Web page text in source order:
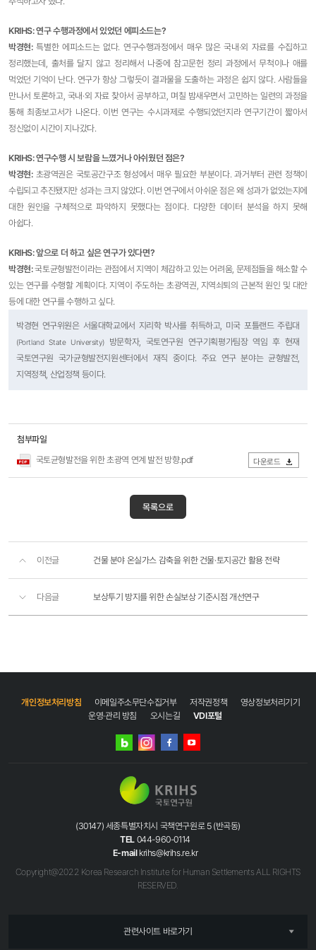
KRIHS: 연구 수행과정에서 있었던 에피소드는?
박경현:특별한 에피소드는 없다. 연구수행과정에서 매우 많은 국내·외 자료를 수집하고
정리했는데, 출처를 달지 않고 정리해서 나중에 참고문헌 정리 과정에서 무척이나 애를
먹었던 기억이 난다. 연구가 항상 그렇듯이 결과물을 도출하는 과정은 쉽지 않다. 사람들을
만나서 토론하고, 국내·외 자료 찾아서 공부하고, 며칠 밤새우면서 고민하는 일련의 과정을
통해 최종보고서가 나온다. 이번 연구는 수시과제로 수행되었던지라 연구기간이 짧아서
정신없이 시간이 지나갔다.
KRIHS: 연구수행 시 보람을 느꼈거나 아쉬웠던 점은?
박경현:초광역권은 국토공간구조 형성에서 매우 필요한 부분이다. 과거부터 관련 정책이
수립되고 추진됐지만 성과는 크지 않았다. 이번 연구에서 아쉬운 점은 왜 성과가 없었는지에
대한 원인을 구체적으로 파악하지 못했다는 점이다. 다양한 데이터 분석을 하지 못해
아쉽다.
KRIHS: 앞으로 더 하고 싶은 연구가 있다면?
박경현:국토균형발전이라는 관점에서 지역이 체감하고 있는 어려움, 문제점들을 해소할 수
있는 연구를 수행할 계획이다. 지역이 주도하는 초광역권, 지역쇠퇴의 근본적 원인 및 대안
등에 대한 연구를 수행하고 싶다.
박경현 연구위원은 서울대학교에서 지리학 박사를 취득하고, 미국 포틀랜드 주립대
(PortlandState University)
방문학자, 국토연구원 연구기획평가팀장 역임 후 현재
국토연구원 국가균형발전지원센터에서 재직 중이다. 주요 연구 분야는 균형발전,
지역정책, 산업정책 등이다.
첨부파일
국토균형발전을 위한 초광역 연계 발전 방향.pdf
다운로드
목록으로
이전글 건물 분야 온실가스 감축을 위한 건물·토지공간 활용 전략
다음글 보상투기 방지를 위한 손실보상 기준시점 개선연구
개인정보처리방침 이메일주소무단수집거부 저작권정책
영상정보처리기기
운영·관리 방침
오시는길 VDI포털
네이버
인스타그램
(30147) 세종특별자치시 국책연구원로 5 (반곡동)
TEL 044-960-0114
E-mail krihs@krihs.re.kr
Copyright@2022 Korea Research Institute for Human Settlements ALL RIGHTS
RESERVED.
관련사이트 바로가기